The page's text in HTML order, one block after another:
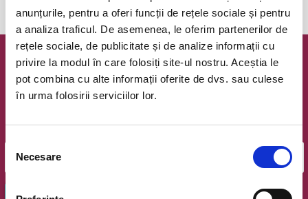
anunțurile, pentru a oferi funcții de rețele sociale și pentru
a analiza traficul. De asemenea, le oferim partenerilor de
rețele sociale, de publicitate și de analize informații cu
privire la modul în care folosiți site-ul nostru. Aceștia le
pot combina cu alte informații oferite de dvs. sau culese
în urma folosirii serviciilor lor.
Selecția
consimțământului
Necesare
Newsletter @ Bilete.ro
Oferte exclusive si o editie saptamanala cu cele mai noi
OK